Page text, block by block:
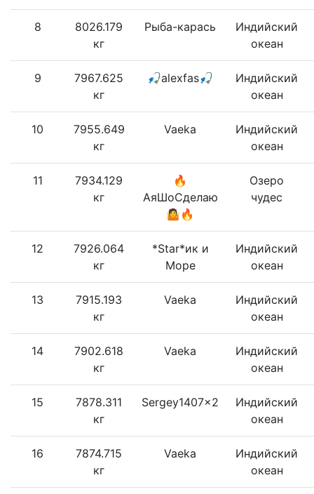
8
8026.179
кг
Рыба-карась
Индийский
океан
9
7967.625
кг
🎣alexfas🎣
Индийский
океан
10
7955.649
кг
Vaeka
Индийский
океан
11
7934.129
кг
🔥
АяШоСделаю
🤷🔥
Озеро
чудес
12
7926.064
кг
*Star*ик и
Море
Индийский
океан
13
7915.193
кг
Vaeka
Индийский
океан
14
7902.618
кг
Vaeka
Индийский
океан
15
7878.311
кг
Sergey1407x2
Индийский
океан
16
7874.715
кг
Vaeka
Индийский
океан